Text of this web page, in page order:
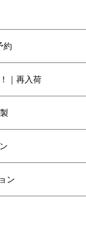
約
｜再入荷
ン